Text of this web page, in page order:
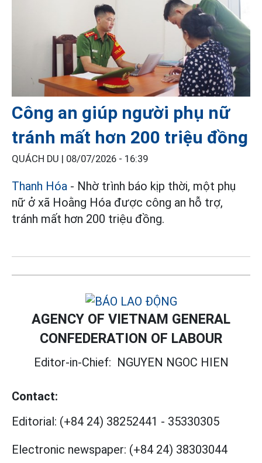
Công an giúp người phụ nữ
tránh mất hơn 200 triệu đồng
QUÁCH DU | 08/07/2026 - 16:39
Thanh Hóa - Nhờ trình báo kịp thời, một phụ
nữ ở xã Hoằng Hóa được công an hỗ trợ,
tránh mất hơn 200 triệu đồng.
AGENCY OF VIETNAM GENERAL
CONFEDERATION OF LABOUR
Editor-in-Chief: NGUYEN NGOC HIEN
Contact:
Editorial: (+84 24) 38252441 - 35330305
Electronic newspaper: (+84 24) 38303044